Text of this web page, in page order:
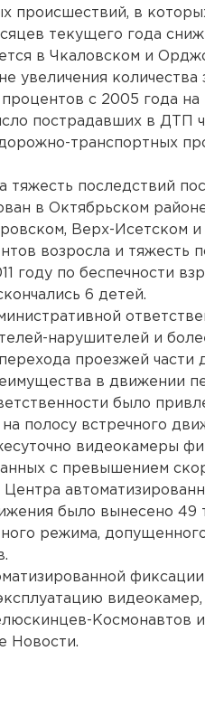
происшествий, в
текущего года
в Чкаловском и
увеличения количества
с 2005 года на
пострадавших в ДТП
транспортных
тяжесть последствий
в Октябрьском
Верх-Исетском
возросла и тяжесть
году по беспечности
6 детей.
нарушителей и
проезжей части
в движении
было
полосу встречного
видеокамеры
с превышением
Центра
было вынесено 49
режима,
Космонавтов
Новости.